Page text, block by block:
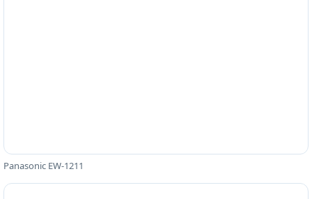
Panasonic EW-1211